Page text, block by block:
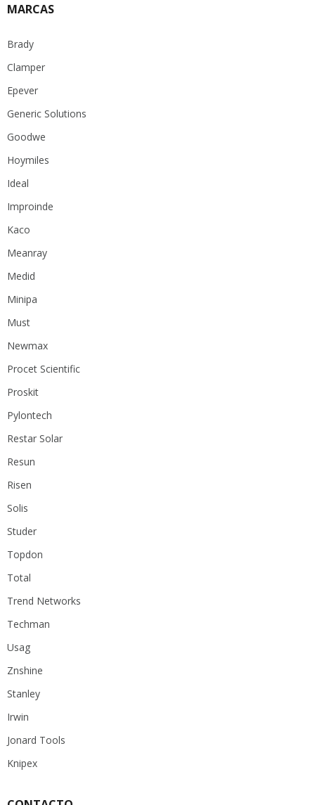
MARCAS
Brady
Clamper
Epever
Generic Solutions
Goodwe
Hoymiles
Ideal
Improinde
Kaco
Meanray
Medid
Minipa
Must
Newmax
Procet Scientific
Proskit
Pylontech
Restar Solar
Resun
Risen
Solis
Studer
Topdon
Total
Trend Networks
Techman
Usag
Znshine
Stanley
Irwin
Jonard Tools
Knipex